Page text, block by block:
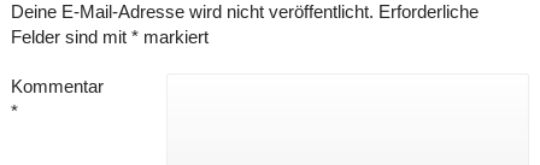
Deine E-Mail-Adresse wird nicht veröffentlicht. Erforderliche
Felder sind mit *markiert
Kommentar
*